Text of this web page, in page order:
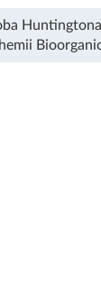
Huntingtona